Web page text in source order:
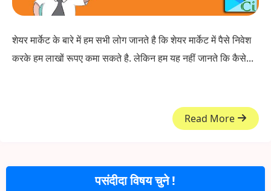
शेयर मार्केट के बारे में हम सभी लोग जानते है कि शेयर मार्केट में पैसे निवेश
करके हम लाखों रूपए कमा सकते है. लेकिन हम यह नहीं जानते कि कैसे...
Read More
पसंदीदा विषय चुने !